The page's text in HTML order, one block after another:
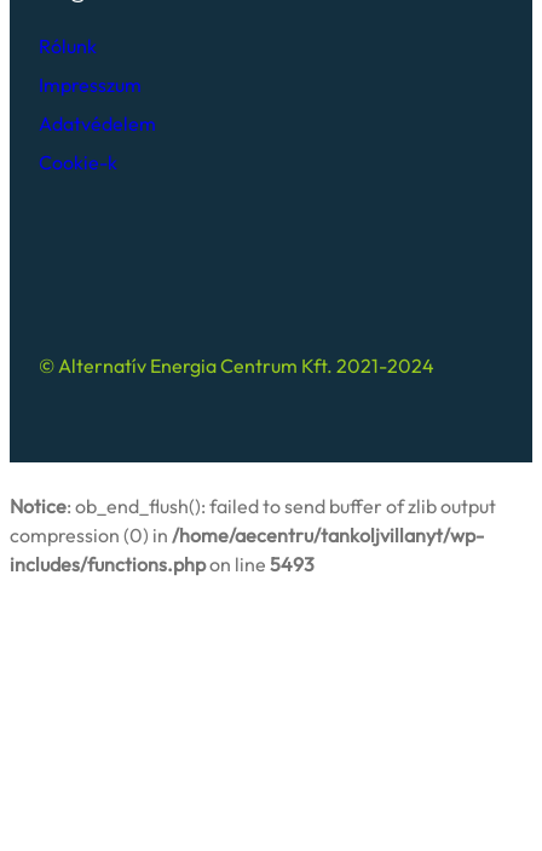
Rólunk
Impresszum
Adatvédelem
Cookie-k
© Alternatív Energia Centrum Kft. 2021-2024
Notice: ob_end_flush(): failed to send buffer of zlib output
compression (0) in /home/aecentru/tankoljvillanyt/wp-
includes/functions.phpon line 5493